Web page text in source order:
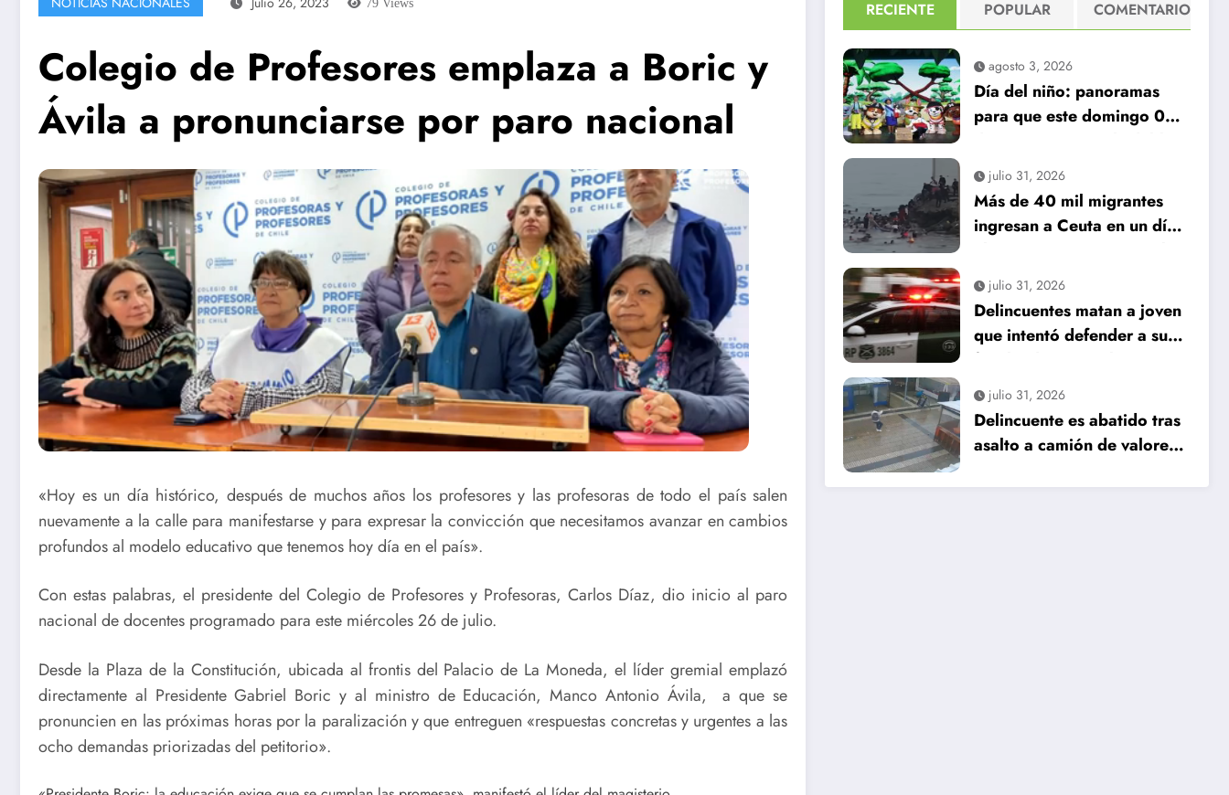
79 Views
Colegio de Profesores emplaza a Boric y
Ávila a pronunciarse por paro nacional
«Hoy es un día histórico, después de muchos años los profesores y las profesoras de todo el país salen
nuevamente a la calle para manifestarse y para expresar la convicción que necesitamos avanzar en cambios
profundos al modelo educativo que tenemos hoy día en el país».
Con estas palabras, el presidente del Colegio de Profesores y Profesoras, Carlos Díaz, dio inicio al paro
nacional de docentes programado para este miércoles 26 de julio.
Desde la Plaza de la Constitución, ubicada al frontis del Palacio de La Moneda, el líder gremial emplazó
directamente al Presidente Gabriel Boric y al ministro de Educación, Manco Antonio Ávila, a que se
pronuncien en las próximas horas por la paralización y que entreguen «respuestas concretas y urgentes a las
ocho demandas priorizadas del petitorio».
RECIENTE POPULAR COMENTARIO
agosto 3, 2026
Día del niño: panoramas
para que este domingo 09
julio 31, 2026
Más de 40 mil migrantes
ingresan a Ceuta en un día:
crisis.
julio 31, 2026
Delincuentes matan a joven
que intentó defender a su
familia durante robo en
Huechuraba
julio 31, 2026
Delincuente es abatido tras
asalto a camión de valores